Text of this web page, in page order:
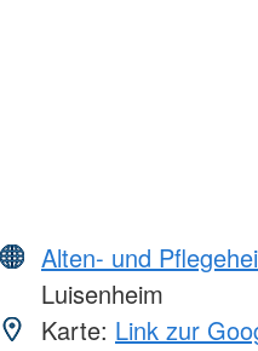
Alten- und
Luisenheim
Karte: Link zur